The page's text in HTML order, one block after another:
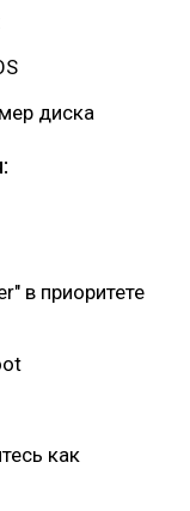
диска
в приоритете
как